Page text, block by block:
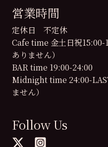
営業時間
定休日 不定休
Cafe time 金土日祝15:00-
ありません）
BAR time 19:00-24:00
Midnight time 24:00-
ません）
Follow Us